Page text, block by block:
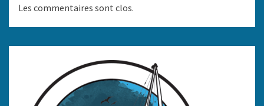
Les commentaires sont clos.